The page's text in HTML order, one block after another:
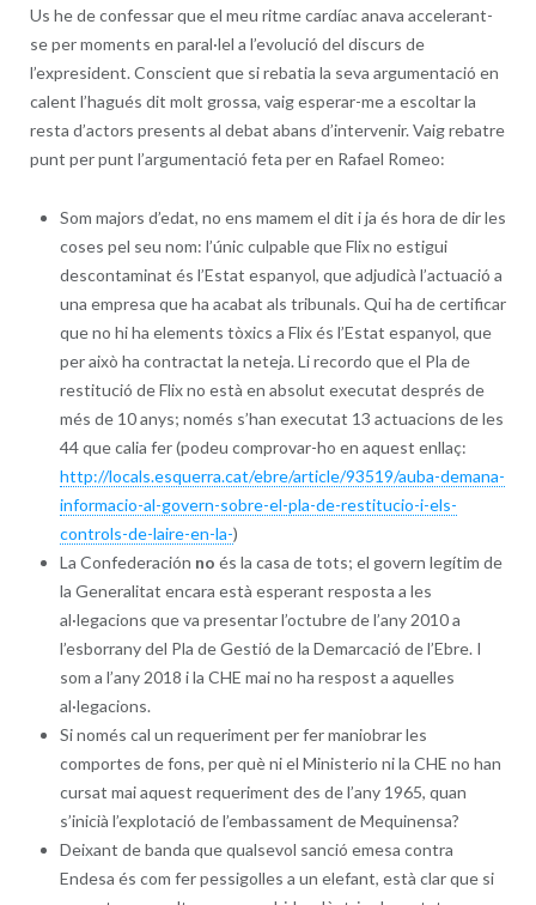
Us he de confessar que el meu ritme cardíac anava accelerant-
se per moments en paral·lel a l’evolució del discurs de
l’expresident. Conscient que si rebatia la seva argumentació en
calent l’hagués dit molt grossa, vaig esperar-me a escoltar la
resta d’actors presents al debat abans d’intervenir. Vaig rebatre
punt per punt l’argumentació feta per en Rafael Romeo:
Som majors d’edat, no ens mamem el dit i ja és hora de dir les
coses pel seu nom: l’únic culpable que Flix no estigui
descontaminat és l’Estat espanyol, que adjudicà l’actuació a
una empresa que ha acabat als tribunals. Qui ha de certificar
que no hi ha elements tòxics a Flix és l’Estat espanyol, que
per això ha contractat la neteja. Li recordo que el Pla de
restitució de Flix no està en absolut executat després de
més de 10 anys; només s’han executat 13 actuacions de les
44 que calia fer (podeu comprovar-ho en aquest enllaç:
http://locals.esquerra.cat/ebre/article/93519/auba-demana-
informacio-al-govern-sobre-el-pla-de-restitucio-i-els-
controls-de-laire-en-la-)
La Confederación no és la casa de tots; el govern legítim de
la Generalitat encara està esperant resposta a les
al·legacions que va presentar l’octubre de l’any 2010 a
l’esborrany del Pla de Gestió de la Demarcació de l’Ebre. I
som a l’any 2018 i la CHE mai no ha respost a aquelles
al·legacions.
Si només cal un requeriment per fer maniobrar les
comportes de fons, per què ni el Ministerio ni la CHE no han
cursat mai aquest requeriment des de l’any 1965, quan
s’inicià l’explotació de l’embassament de Mequinensa?
Deixant de banda que qualsevol sanció emesa contra
Endesa és com fer pessigolles a un elefant, està clar que si